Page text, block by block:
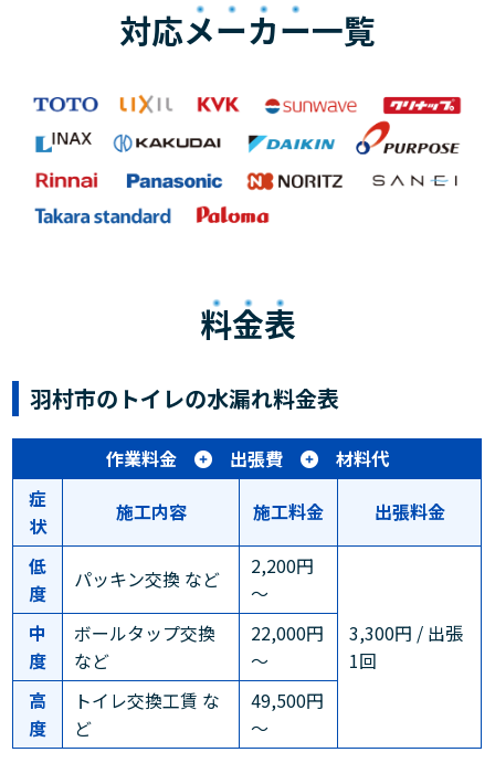
対応メーカー一覧
料金表
羽村市のトイレの水漏れ料金表
作業料金 出張費
材料代
症
状
施工内容 施工料金 出張料金
低
度
パッキン交換 など
2,200円
～
3,300円 / 出張
1回
中
度
ボールタップ交換
など
22,000円
～
高
度
トイレ交換工賃 な
ど
49,500円
～